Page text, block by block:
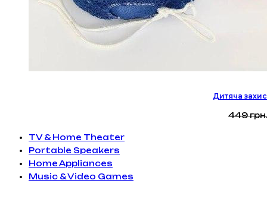
Дитяча
449грн.
TV & Home Theater
Portable Speakers
Home Appliances
Music & Video Games